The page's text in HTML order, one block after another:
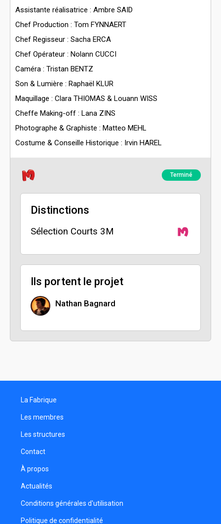
Assistante réalisatrice : Ambre SAID
Chef Production : Tom FYNNAERT
Chef Regisseur : Sacha ERCA
Chef Opérateur : Nolann CUCCI
Caméra : Tristan BENTZ
Son & Lumière : Raphaël KLUR
Maquillage : Clara THIOMAS & Louann WISS
Cheffe Making-off : Lana ZINS
Photographe & Graphiste : Matteo MEHL
Costume & Conseille Historique : Irvin HAREL
Terminé
Distinctions
Sélection Courts 3M
Ils portent le projet
Nathan Bagnard
La Fabrique
Les membres
Les structures
Contact
À propos
Actualités
Conditions générales d'utilisation
Politique de confidentialité